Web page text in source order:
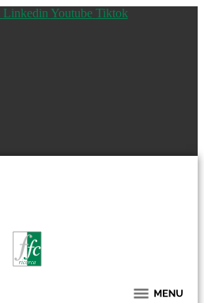
Linkedin Youtube Tiktok